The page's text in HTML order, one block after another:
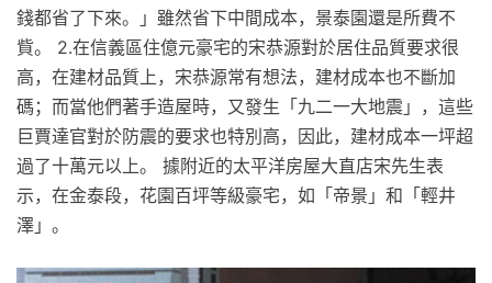
錢都省了下來。」雖然省下中間成本，景泰園還是所費不
貲。 2.在信義區住億元豪宅的宋恭源對於居住品質要求很
高，在建材品質上，宋恭源常有想法，建材成本也不斷加
碼；而當他們著手造屋時，又發生「九二一大地震」，這些
巨賈達官對於防震的要求也特別高，因此，建材成本一坪超
過了十萬元以上。 據附近的太平洋房屋大直店宋先生表
示，在金泰段，花園百坪等級豪宅，如「帝景」和「輕井
澤」。